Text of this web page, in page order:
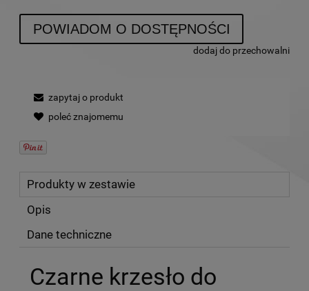
POWIADOM O DOSTĘPNOŚCI
dodaj do przechowalni
zapytaj o produkt
poleć znajomemu
Produkty w zestawie
Opis
Dane techniczne
Czarne krzesło do